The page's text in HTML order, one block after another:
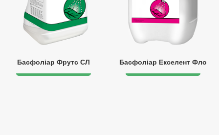
Басфоліар Фрутс СЛ Басфоліар Екселент Фло